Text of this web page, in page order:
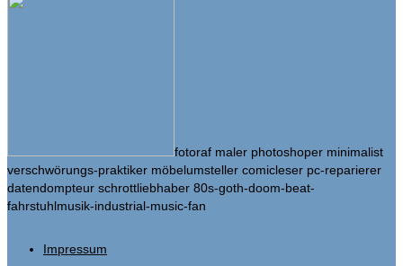
fotoraf maler photoshoper minimalist
verschwörungs-praktiker möbelumsteller comicleser pc-reparierer
datendompteur schrottliebhaber 80s-goth-doom-beat-
fahrstuhlmusik-industrial-music-fan
Impressum